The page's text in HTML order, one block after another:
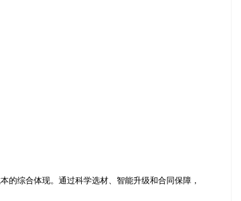
的综合体现。通过科学选材、智能升级和合同保障，